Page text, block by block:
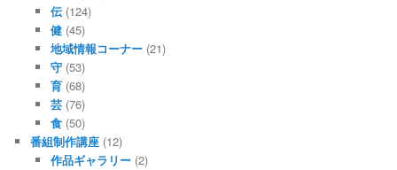
伝(124)
健(45)
地域情報コーナー(21)
守(53)
育(68)
芸(76)
食(50)
番組制作講座 (12)
作品ギャラリー(2)